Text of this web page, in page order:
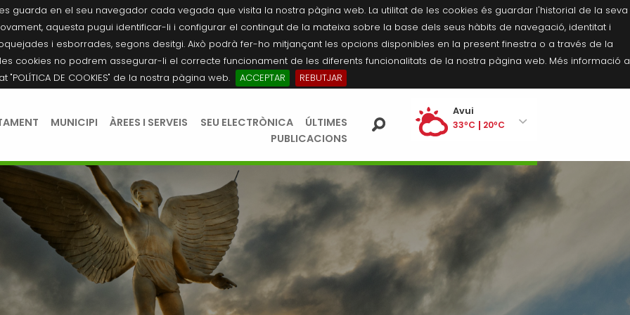
guarda en el seu navegador cada vegada que visita la nostra pàgina web. La utilitat de les cookies és guardar l'historial de la seva
aquesta pugui identificar-li i configurar el contingut de la mateixa sobre la base dels seus hàbits de navegació, identitat i
i esborrades, segons desitgi. Això podrà fer-ho mitjançant les opcions disponibles en la present finestra o a través de la
cookies no podrem assegurar-li el correcte funcionament de les diferents funcionalitats de la nostra pàgina web. Més informació a
"POLÍTICA DE COOKIES" de la nostra pàgina web.
ACCEPTAR
REBUTJAR
MUNICIPI ÀREES I SERVEIS SEU ELECTRÒNICA
ÚLTIMES
PUBLICACIONS
Avui
33ºC 20ºC
34ºC 21ºC
Diumenge
35ºC
21ºC